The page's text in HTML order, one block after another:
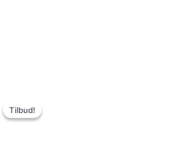
Tilbud!
Tilbud!
pris